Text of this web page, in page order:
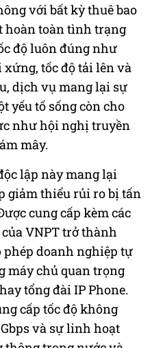
với bất kỳ thuê bao
hoàn toàn tình trạng
độ luôn đúng như
xứng, tốc độ tải lên và
dịch vụ mang lại sự
yếu tố sống còn cho
như hội nghị truyền
mây.
lập này mang lại
giảm thiểu rủi ro bị tấn
cung cấp kèm các
VNPT trở thành
phép doanh nghiệp tự
máy chủ quan trọng
tổng đài IP Phone.
cấp tốc độ không
và sự linh hoạt